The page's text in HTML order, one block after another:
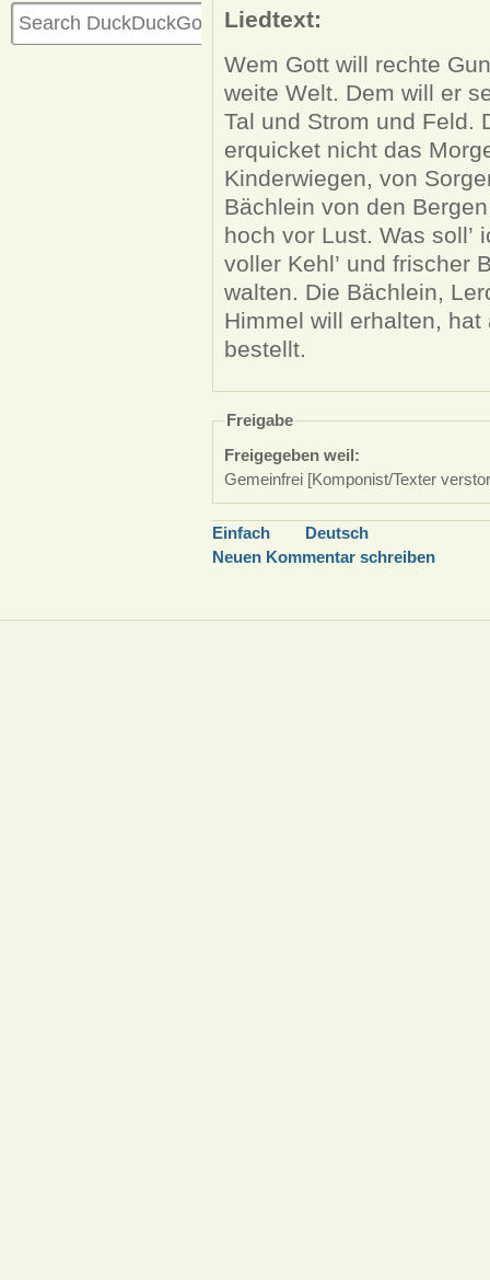
Liedtext:
Wem Gott will rechte
weite Welt. Dem will er
Tal und Strom und Feld. Die Trägen, die zu Hause liegen,
erquicket nicht das
Kinderwiegen, von
Bächlein von den
hoch vor Lust. Was
voller Kehl’ und frischer Brust? Den lieben
walten. Die Bächlein,
Himmel will erhalten, hat
bestellt.
Freigabe
Freigegeben weil:
Gemeinfrei [Komponist/Texter
Einfach Deutsch
Neuen Kommentar schreiben